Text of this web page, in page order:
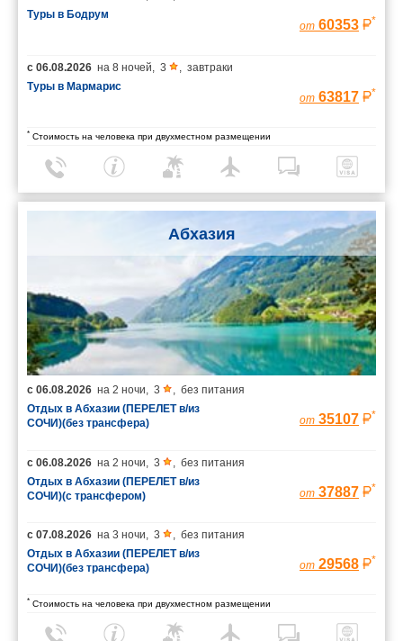
Туры в Бодрум
от 60353 *
с 06.08.2026 на 8 ночей, 3 , завтраки
Туры в Мармарис
от 63817 *
* Стоимость на человека при двухместном размещении
Абхазия
с 06.08.2026 на 2 ночи, 3 , без питания
Отдых в Абхазии (ПЕРЕЛЕТ в/из
СОЧИ)(без трансфера)
от 35107 *
с 06.08.2026 на 2 ночи, 3 , без питания
Отдых в Абхазии (ПЕРЕЛЕТ в/из
СОЧИ)(с трансфером)
от 37887 *
с 07.08.2026 на 3 ночи, 3 , без питания
Отдых в Абхазии (ПЕРЕЛЕТ в/из
СОЧИ)(без трансфера)
от 29568 *
* Стоимость на человека при двухместном размещении